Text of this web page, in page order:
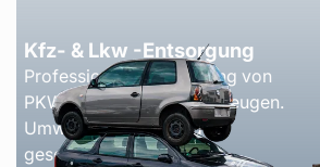
Kfz- & Lkw -Entsorgung
Professionelle Verwertung von
PKW, LKW und Nutzfahrzeugen.
Umweltfreundlich und
gesetzeskonform.